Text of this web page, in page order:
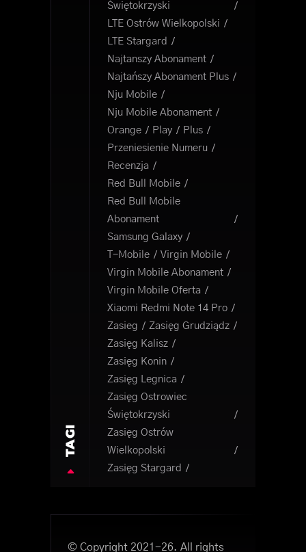
TAGI
Świętokrzyski
LTE Ostrów Wielkopolski
LTE Stargard
Najtanszy Abonament
Najtańszy Abonament Plus
Nju Mobile
Nju Mobile Abonament
Orange
Play
Plus
Przeniesienie Numeru
Recenzja
Red Bull Mobile
Red Bull Mobile
Abonament
Samsung Galaxy
T-Mobile
Virgin Mobile
Virgin Mobile Abonament
Virgin Mobile Oferta
Xiaomi Redmi Note 14 Pro
Zasieg
Zasięg Grudziądz
Zasięg Kalisz
Zasięg Konin
Zasięg Legnica
Zasięg Ostrowiec
Świętokrzyski
Zasięg Ostrów
Wielkopolski
Zasięg Stargard
© Copyright 2021-26. All rights